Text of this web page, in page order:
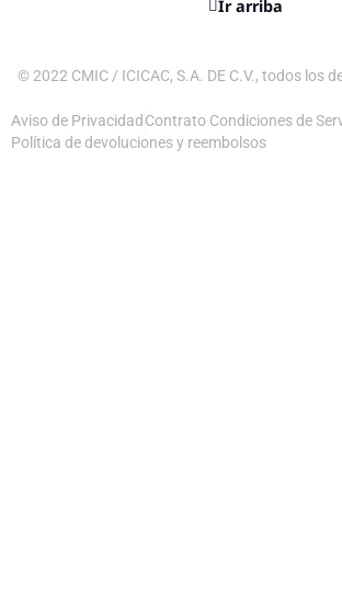
Ir arriba
© 2022 CMIC / ICICAC, S.A. DE C.V., todos los
Aviso de Privacidad Contrato Condiciones de
Política de devoluciones y reembolsos